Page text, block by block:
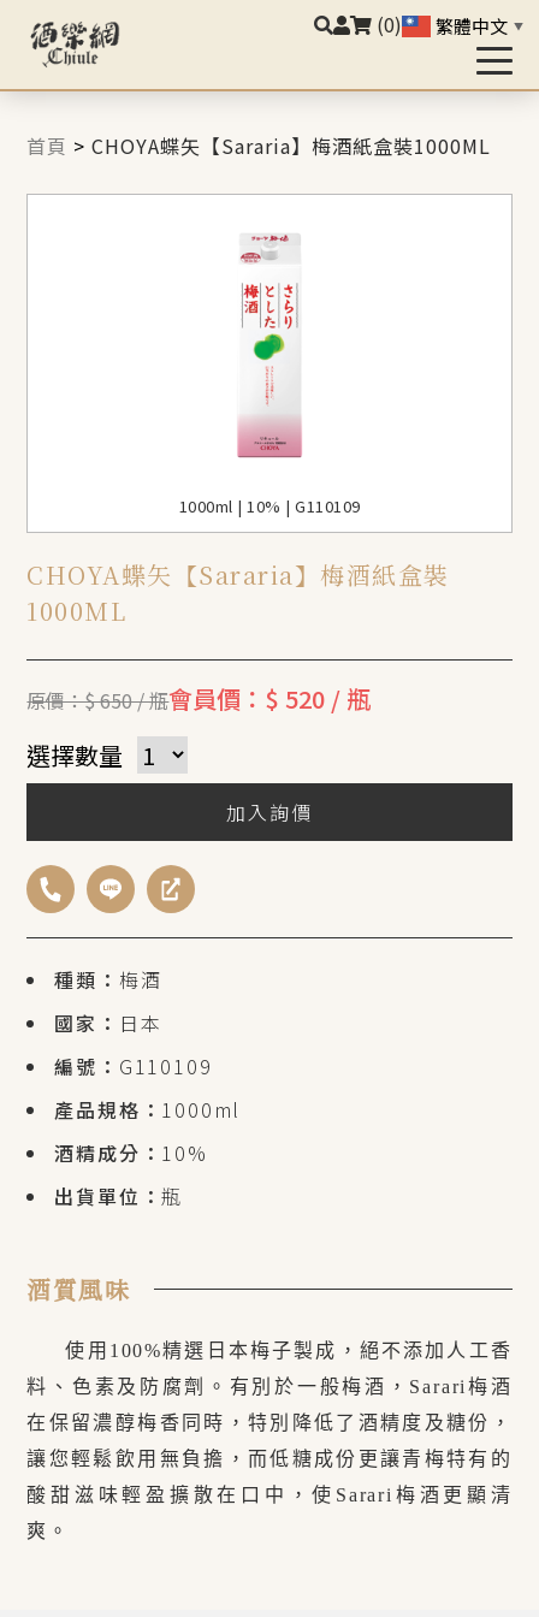
(0) 繁體中文 ▼
首頁 >CHOYA蝶矢【Sararia】梅酒紙盒裝1000ML
1000ml | 10% | G110109
CHOYA蝶矢【Sararia】梅酒紙盒裝
1000ML
種類： 梅酒
國家： 日本
編號： G110109
產品規格： 1000ml
酒精成分： 10%
出貨單位：瓶
原價：$ 650 / 瓶會員價：$ 520 / 瓶
選擇數量
加入詢價
酒質風味
使用100%精選日本梅子製成，絕不添加人工香
料、色素及防腐劑。有別於一般梅酒，Sarari梅酒
在保留濃醇梅香同時，特別降低了酒精度及糖份，
讓您輕鬆飲用無負擔，而低糖成份更讓青梅特有的
酸甜滋味輕盈擴散在口中，使Sarari梅酒更顯清
爽。